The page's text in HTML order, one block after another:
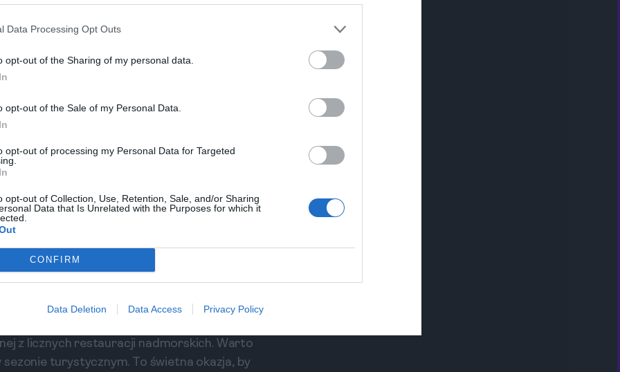
Data Processing Opt Outs
opt-out of the Sharing of my personal data.
opt-out of the Sale of my Personal Data.
opt-out of processing my Personal Data for Targeted
opt-out of Collection, Use, Retention, Sale, and/or Sharing
Data that Is Unrelated with the Purposes for which it
CONFIRM
Data Deletion Data Access Privacy Policy
bistro na Ruzafie, gdzie serwowane są
atmosfery oraz bogatej oferty
Walencji, próbując paelli, która ma swój
2
Sztuki i Nauki. To nowoczesny kompleks
Walencji. Można tu zobaczyć m.in.
który zachwyca nowoczesnymi
muzeów oraz obejrzenie filmów w kinie IMAX.
przeżyciem. Bilety można zakupić online z
na obiad. Tu można spróbować
z licznych restauracji nadmorskich. Warto
turystycznym. To świetna okazja, by